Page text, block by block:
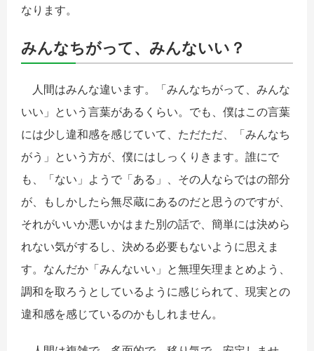
なります。
みんなちがって、みんないい？
人間はみんな違います。「みんなちがって、みんな
いい」という言葉があるくらい。でも、僕はこの言葉
には少し違和感を感じていて、ただただ、「みんなち
がう」という方が、僕にはしっくりきます。誰にで
も、「ない」ようで「ある」、その人ならではの部分
が、もしかしたら無尽蔵にあるのだと思うのですが、
それがいいか悪いかはまた別の話で、簡単には決めら
れない気がするし、決める必要もないように思えま
す。なんだか「みんないい」と無理矢理まとめよう、
調和を取ろうとしているように感じられて、現実との
違和感を感じているのかもしれません。